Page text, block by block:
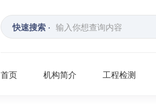
快速搜索 ·
首页 机构简介 工程检测